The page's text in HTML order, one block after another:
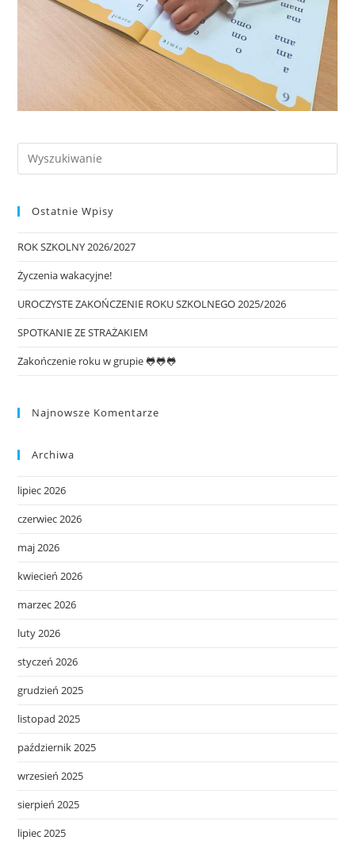
Ostatnie Wpisy
ROK SZKOLNY 2026/2027
Życzenia wakacyjne!
UROCZYSTE ZAKOŃCZENIE ROKU SZKOLNEGO 2025/2026
SPOTKANIE ZE STRAŻAKIEM
Zakończenie roku w grupie 🐸🐸🐸
Najnowsze Komentarze
Archiwa
lipiec 2026
czerwiec 2026
maj 2026
kwiecień 2026
marzec 2026
luty 2026
styczeń 2026
grudzień 2025
listopad 2025
październik 2025
wrzesień 2025
sierpień 2025
lipiec 2025